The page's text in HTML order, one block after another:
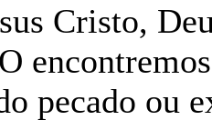
Cristo,
pecado ou